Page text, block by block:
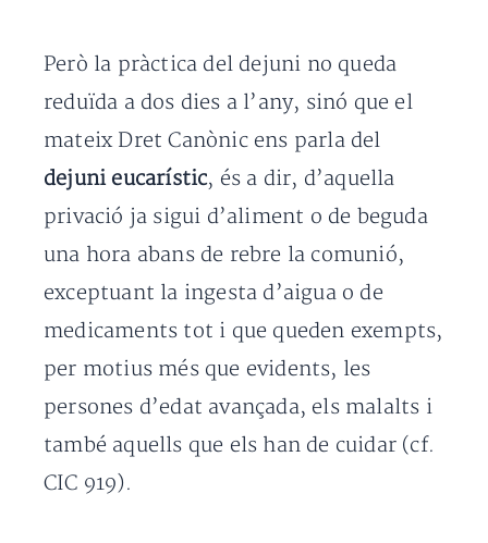
Però la pràctica del dejuni no queda
reduïda a dos dies a l’any, sinó que el
mateix Dret Canònic ens parla del
dejuni eucarístic, és a dir, d’aquella
privació ja sigui d’aliment o de beguda
una hora abans de rebre la comunió,
exceptuant la ingesta d’aigua o de
medicaments tot i que queden exempts,
per motius més que evidents, les
persones d’edat avançada, els malalts i
també aquells que els han de cuidar (cf.
CIC 919).